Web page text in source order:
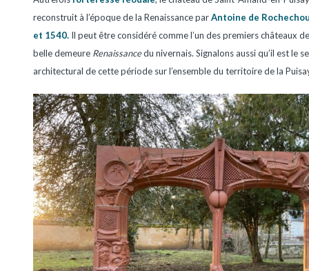
reconstruit à l’époque de la Renaissance parAntoine de
et 1540. Il peut être considéré comme l’un des premiers châteaux
belle demeure Renaissancedu nivernais. Signalons aussi qu’il est le
architectural de cette période sur l’ensemble du territoire de la